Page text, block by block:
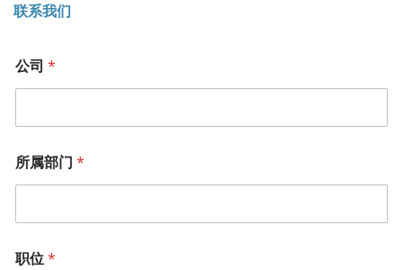
联系我们
公司 *
所属部门 *
职位*